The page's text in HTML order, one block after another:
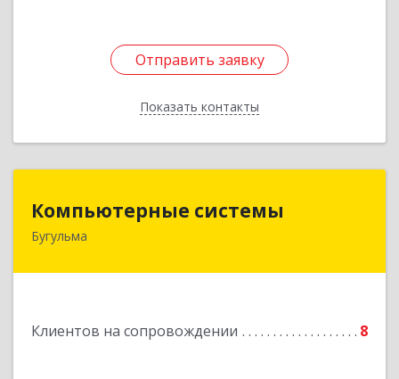
Отправить заявку
Показать контакты
Отправить заявку
Назад
Компьютерные системы
Бугульма
Клиентов на сопровождении 8
420111, Республика Татарстан, Бугульма,